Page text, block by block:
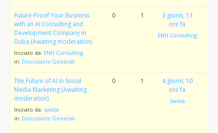
Future-Proof Your Business
with an AI Consulting and
Development Company in
Duba (Awaiting moderation)
Iniziato da: ENH Consulting
in: Discussioni Generali
0 1
3 giorni, 13
ore fa
ENH Consulting
The Future of AI in Social
Media Marketing (Awaiting
moderation)
Iniziato da: sweta
in: Discussioni Generali
0 1
4 giorni, 10
ore fa
sweta